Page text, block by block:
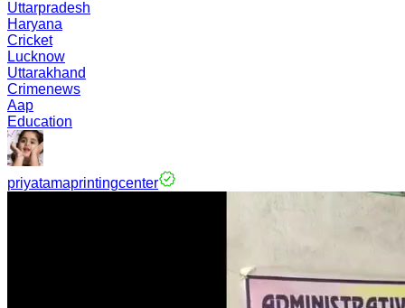
Uttarpradesh
Haryana
Cricket
Lucknow
Uttarakhand
Crimenews
Aap
Education
priyatamaprintingcenter